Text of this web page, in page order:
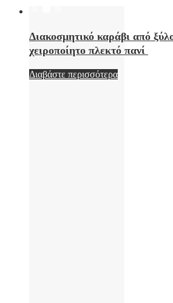
Διακοσμητικό καράβι από
χειροποίητο πλεκτό πανί
Διαβάστε περισσότερα